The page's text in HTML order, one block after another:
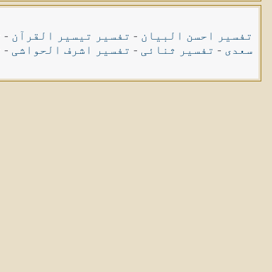
تفسیر احسن البیان - تفسیر تیسیر القرآن -
سعدی - تفسیر ثنائی - تفسیر اشرف الحواشی -